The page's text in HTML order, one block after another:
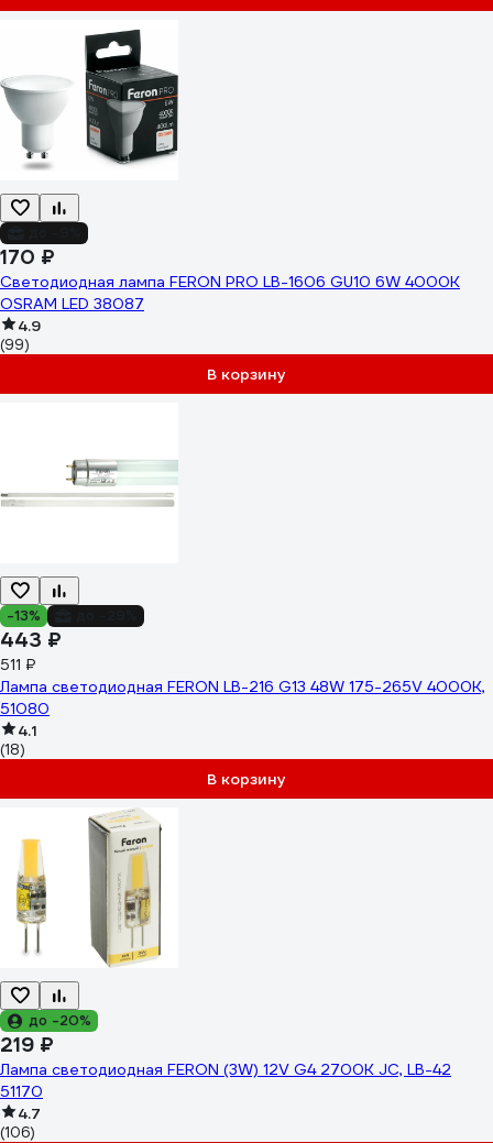
170 ₽
Светодиодная лампа FERON PRO LB-1606 GU10 6W 4000K
OSRAM LED 38087
4.9
(99)
В корзину
-13%
443 ₽
511 ₽
Лампа светодиодная FERON LB-216 G13 48W 175-265V 4000K,
51080
4.1
(18)
В корзину
до -20%
219 ₽
Лампа светодиодная FERON (3W) 12V G4 2700K JC, LB-42
51170
4.7
(106)